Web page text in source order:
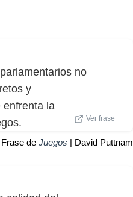
no
y
enfrenta la
Ver frase
Frase de Juegos | David Puttnam